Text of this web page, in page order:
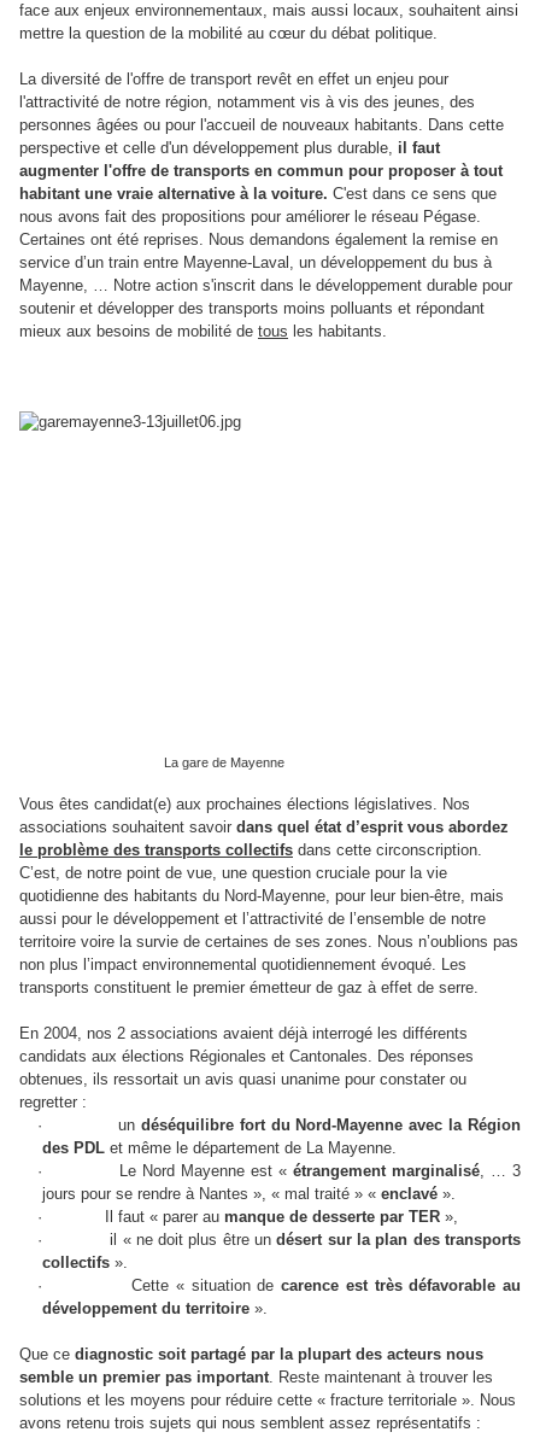
face aux enjeux environnementaux, mais aussi locaux, souhaitent ainsi
mettre la question de la mobilité au cœur du débat politique.
La diversité de l'offre de transport revêt en effet un enjeu pour
l'attractivité de notre région, notamment vis à vis des jeunes, des
personnes âgées ou pour l'accueil de nouveaux habitants. Dans cette
perspective et celle d'un développement plus durable, il faut
augmenter l'offre de transports en commun pour proposer à tout
habitant une vraie alternative à la voiture. C'est dans ce sens que
nous avons fait des propositions pour améliorer le réseau Pégase.
Certaines ont été reprises. Nous demandons également la remise en
service d’un train entre Mayenne-Laval, un développement du bus à
Mayenne, … Notre action s'inscrit dans le développement durable pour
soutenir et développer des transports moins polluants et répondant
mieux aux besoins de mobilité de tous les habitants.
La gare de Mayenne
Vous êtes candidat(e) aux prochaines élections législatives. Nos
associations souhaitent savoir dans quel état d’esprit vous abordez
le problème des transports collectifs dans cette circonscription.
C’est, de notre point de vue, une question cruciale pour la vie
quotidienne des habitants du Nord-Mayenne, pour leur bien-être, mais
aussi pour le développement et l’attractivité de l’ensemble de notre
territoire voire la survie de certaines de ses zones. Nous n’oublions pas
non plus l’impact environnemental quotidiennement évoqué. Les
transports constituent le premier émetteur de gaz à effet de serre.
En 2004, nos 2 associations avaient déjà interrogé les différents
candidats aux élections Régionales et Cantonales. Des réponses
obtenues, ils ressortait un avis quasi unanime pour constater ou
regretter :
·
un déséquilibre fort du Nord-Mayenne avec la Région
des PDLet même le département de La Mayenne.
·
Le Nord Mayenne est «étrangement marginalisé, … 3
jours pour se rendre à Nantes », « mal traité » « enclavé».
·
Il faut « parer aumanque de desserte par TER »,
·
il « ne doit plus être undésert sur la plan des transports
collectifs».
·
Cette « situation decarence est très défavorable au
développement du territoire».
Que ce diagnostic soit partagé par la plupart des acteurs nous
semble un premier pas important. Reste maintenant à trouver les
solutions et les moyens pour réduire cette « fracture territoriale ». Nous
avons retenu trois sujets qui nous semblent assez représentatifs :